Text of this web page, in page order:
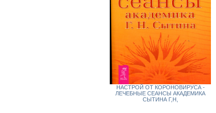
НАСТРОЙ ОТ КОРОНОВИРУСА -
ЛЕЧЕБНЫЕ СЕАНСЫ АКАДЕМИКА
СЫТИНА Г,Н,